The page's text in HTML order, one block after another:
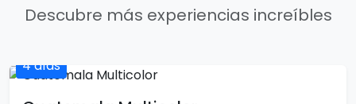
Descubre más experiencias increíbles